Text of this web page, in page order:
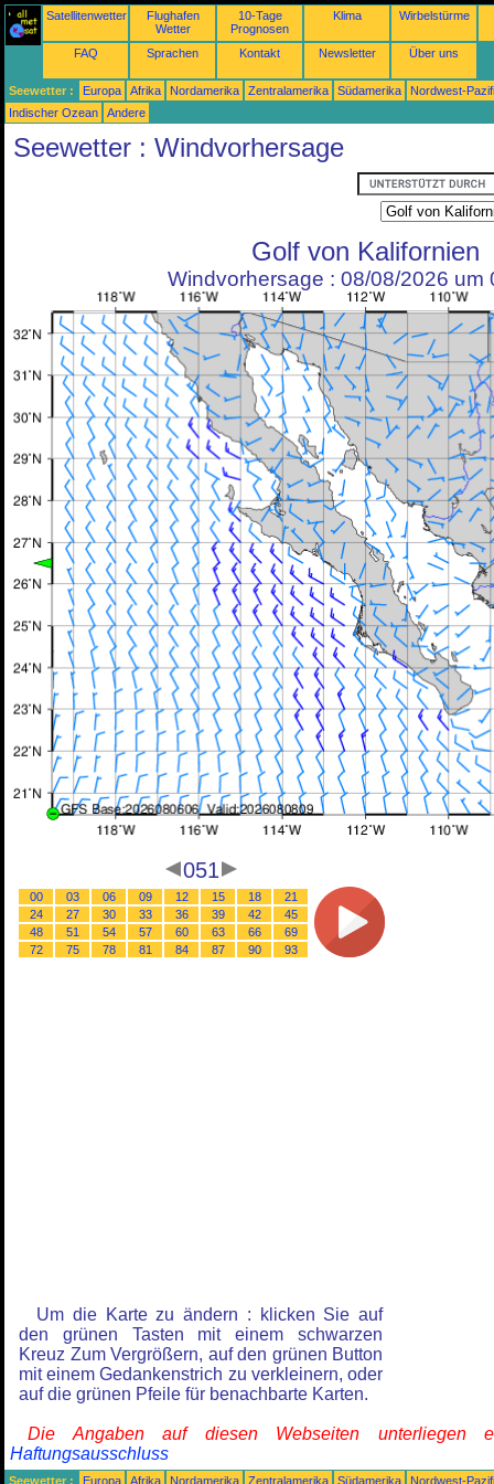
Satellitenwetter
Flughafen
Wetter
10-Tage
Prognosen
Klima Wirbelstürme
FAQ Sprachen Kontakt Newsletter Über uns
Seewetter : Europa Afrika Nordamerika Zentralamerika Südamerika
Nordwest-
Indischer Ozean
Andere
Seewetter : Windvorhersage
Golf von Kalifornien
Windvorhersage : 08/08/2026 um
051
00 03 06 09 12 15 18
21
24
27 30 33 36 39 42
45
48
51 54 57 60 63 66
69
72
75 78 81 84 87 90 93
Um die Karte zu ändern : klicken Sie auf
den grünen Tasten mit einem schwarzen
Kreuz Zum Vergrößern, auf den grünen Button
mit einem Gedankenstrich zu verkleinern, oder
auf die grünen Pfeile für benachbarte Karten.
Die Angaben auf diesen Webseiten unterliegen
Haftungsausschluss
Seewetter : Europa Afrika Nordamerika Zentralamerika Südamerika
Nordwest-